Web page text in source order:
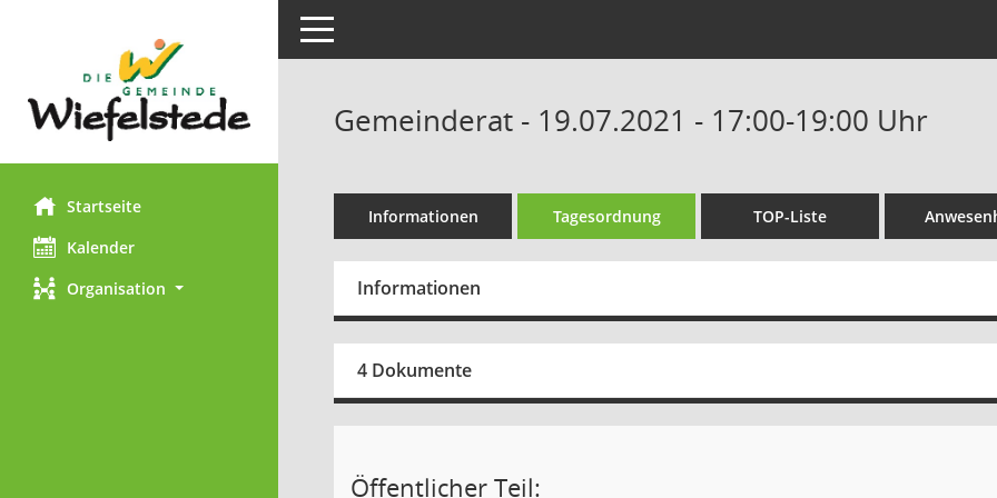
Startseite
Kalender
Organisation
Toggle navigation
Gemeinderat - 19.07.2021 - 17:00-19:00 Uhr
Informationen Tagesordnung TOP-Liste
Informationen
4 Dokumente
Öffentlicher Teil: